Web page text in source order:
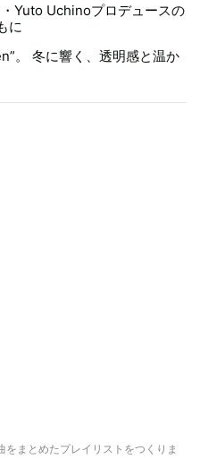
Yuto Uchinoプロデュースの
に
。 冬に響く、透明感と温か
まとめたプレイリストをつくりま